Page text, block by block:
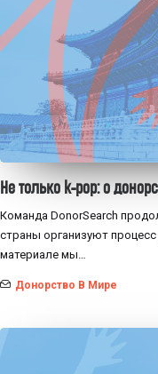
Не только k-pop: о
Команда DonorSearch
страны организуют
материале мы…
Донорство В Мире